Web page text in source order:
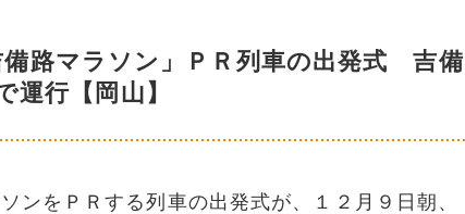
路マラソン」ＰＲ列車の出発式 吉備
運行【岡山】
ンをＰＲする列車の出発式が、１２月９日朝、